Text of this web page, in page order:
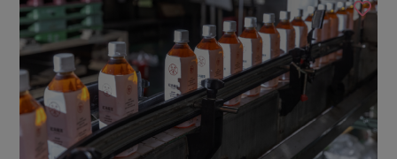
蛋 乳製品
豆製品 米麵雜糧
肉品・水產
畜產肉類
海鮮
常備菜
蔬食
蛋料理
2026年端午節預購圓滿結束
更多預購活動
當季產品
合作25-經典快閃最後一週
主婦食堂 一籃菜真心話
社內大小事 合作聯合國
產品故事 生活提案
樂齡生活 親子食育
廚房瑜伽
認識合作社
關於我們
合作社組織
員工與求才
重要公告